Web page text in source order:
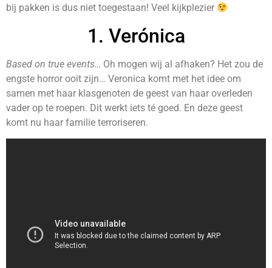
bij pakken is dus niet toegestaan! Veel kijkplezier
1. Verónica
Based on true events… Oh mogen wij al afhaken? Het zou de
engste horror ooit zijn… Veronica komt met het idee om
samen met haar klasgenoten de geest van haar overleden
vader op te roepen. Dit werkt iets té goed. En deze geest
komt nu haar familie terroriseren.